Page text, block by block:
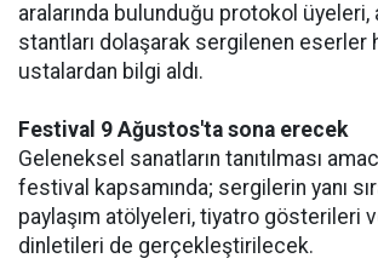
aralarında bulunduğu protokol üyeleri,
stantları dolaşarak sergilenen eserler
ustalardan bilgi aldı.
Festival 9 Ağustos'ta sona erecek
Geleneksel sanatların tanıtılması
festival kapsamında; sergilerin yanı
paylaşım atölyeleri, tiyatro gösterileri
dinletileri de gerçekleştirilecek.